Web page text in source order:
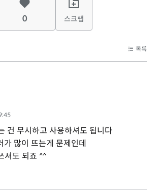
0 스크랩
목록
건 무시하고 사용하셔도 됩니다
많이 뜨는게 문제인데
셔도 되죠 ^^